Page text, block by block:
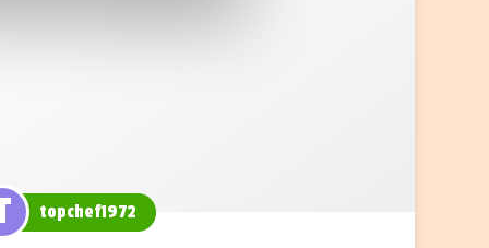
topchef1972